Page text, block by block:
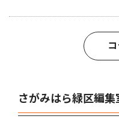
さがみはら緑区編集